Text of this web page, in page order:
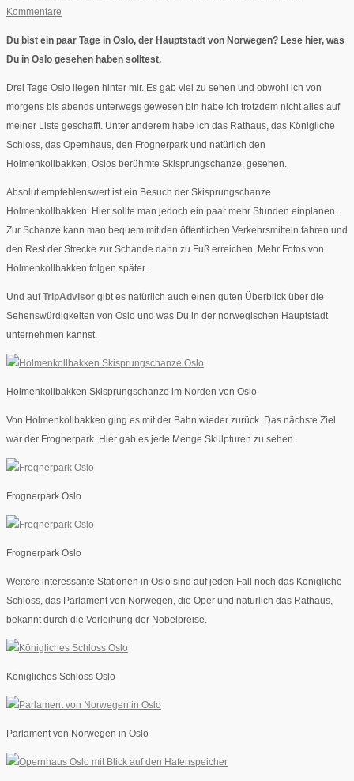
Kommentare
Du bist ein paar Tage in Oslo, der Hauptstadt von Norwegen? Lese hier, was
Du in Oslo gesehen haben solltest.
Drei Tage Oslo liegen hinter mir. Es gab viel zu sehen und obwohl ich von
morgens bis abends unterwegs gewesen bin habe ich trotzdem nicht alles auf
meiner Liste geschafft. Unter anderem habe ich das Rathaus, das Königliche
Schloss, das Opernhaus, den Frognerpark und natürlich den
Holmenkollbakken, Oslos berühmte Skisprungschanze, gesehen.
Absolut empfehlenswert ist ein Besuch der Skisprungschanze
Holmenkollbakken. Hier sollte man jedoch ein paar mehr Stunden einplanen.
Zur Schanze kann man bequem mit den öffentlichen Verkehrsmitteln fahren und
den Rest der Strecke zur Schande dann zu Fuß erreichen. Mehr Fotos von
Holmenkollbakken folgen später.
Und aufTripAdvisor gibt es natürlich auch einen guten Überblick über die
Sehenswürdigkeiten von Oslo und was Du in der norwegischen Hauptstadt
unternehmen kannst.
Holmenkollbakken Skisprungschanze im Norden von Oslo
Von Holmenkollbakken ging es mit der Bahn wieder zurück. Das nächste Ziel
war der Frognerpark. Hier gab es jede Menge Skulpturen zu sehen.
Frognerpark Oslo
Frognerpark Oslo
Weitere interessante Stationen in Oslo sind auf jeden Fall noch das Königliche
Schloss, das Parlament von Norwegen, die Oper und natürlich das Rathaus,
bekannt durch die Verleihung der Nobelpreise.
Königliches Schloss Oslo
Parlament von Norwegen in Oslo